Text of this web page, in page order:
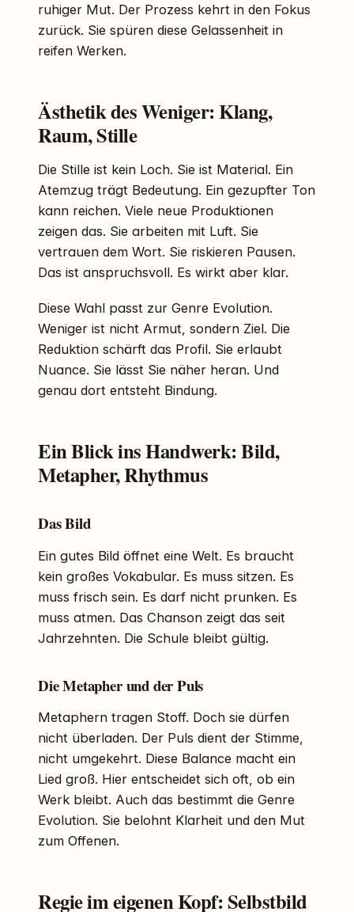
ruhiger Mut. Der Prozess kehrt in den Fokus
zurück. Sie spüren diese Gelassenheit in
reifen Werken.
Ästhetik des Weniger: Klang,
Raum, Stille
Die Stille ist kein Loch. Sie ist Material. Ein
Atemzug trägt Bedeutung. Ein gezupfter Ton
kann reichen. Viele neue Produktionen
zeigen das. Sie arbeiten mit Luft. Sie
vertrauen dem Wort. Sie riskieren Pausen.
Das ist anspruchsvoll. Es wirkt aber klar.
Diese Wahl passt zur Genre Evolution.
Weniger ist nicht Armut, sondern Ziel. Die
Reduktion schärft das Profil. Sie erlaubt
Nuance. Sie lässt Sie näher heran. Und
genau dort entsteht Bindung.
Ein Blick ins Handwerk: Bild,
Metapher, Rhythmus
Das Bild
Ein gutes Bild öffnet eine Welt. Es braucht
kein großes Vokabular. Es muss sitzen. Es
muss frisch sein. Es darf nicht prunken. Es
muss atmen. Das Chanson zeigt das seit
Jahrzehnten. Die Schule bleibt gültig.
Die Metapher und der Puls
Metaphern tragen Stoff. Doch sie dürfen
nicht überladen. Der Puls dient der Stimme,
nicht umgekehrt. Diese Balance macht ein
Lied groß. Hier entscheidet sich oft, ob ein
Werk bleibt. Auch das bestimmt die Genre
Evolution. Sie belohnt Klarheit und den Mut
zum Offenen.
Regie im eigenen Kopf: Selbstbild